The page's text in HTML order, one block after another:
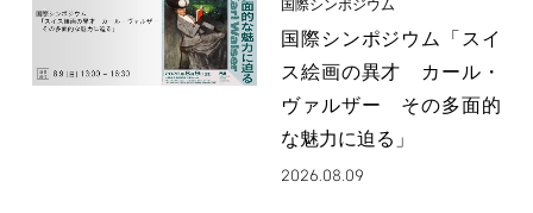
国際シンポジウム
国際シンポジウム「スイ
ス絵画の異才 カール・
ヴァルザー その多面的
な魅力に迫る」
2026.08.09